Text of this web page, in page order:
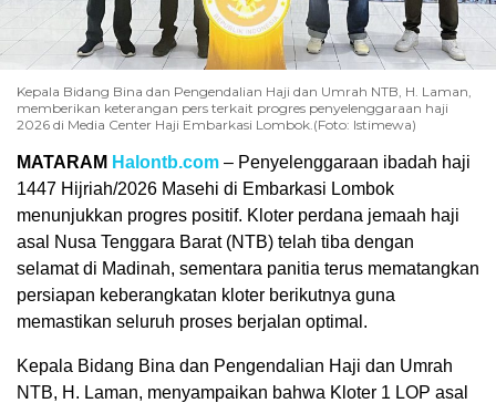
Kepala Bidang Bina dan Pengendalian Haji dan Umrah NTB, H. Laman,
memberikan keterangan pers terkait progres penyelenggaraan haji
2026 di Media Center Haji Embarkasi Lombok.(Foto: Istimewa)
MATARAM Halontb.com – Penyelenggaraan ibadah haji
1447 Hijriah/2026 Masehi di Embarkasi Lombok
menunjukkan progres positif. Kloter perdana jemaah haji
asal Nusa Tenggara Barat (NTB) telah tiba dengan
selamat di Madinah, sementara panitia terus mematangkan
persiapan keberangkatan kloter berikutnya guna
memastikan seluruh proses berjalan optimal.
Kepala Bidang Bina dan Pengendalian Haji dan Umrah
NTB, H. Laman, menyampaikan bahwa Kloter 1 LOP asal